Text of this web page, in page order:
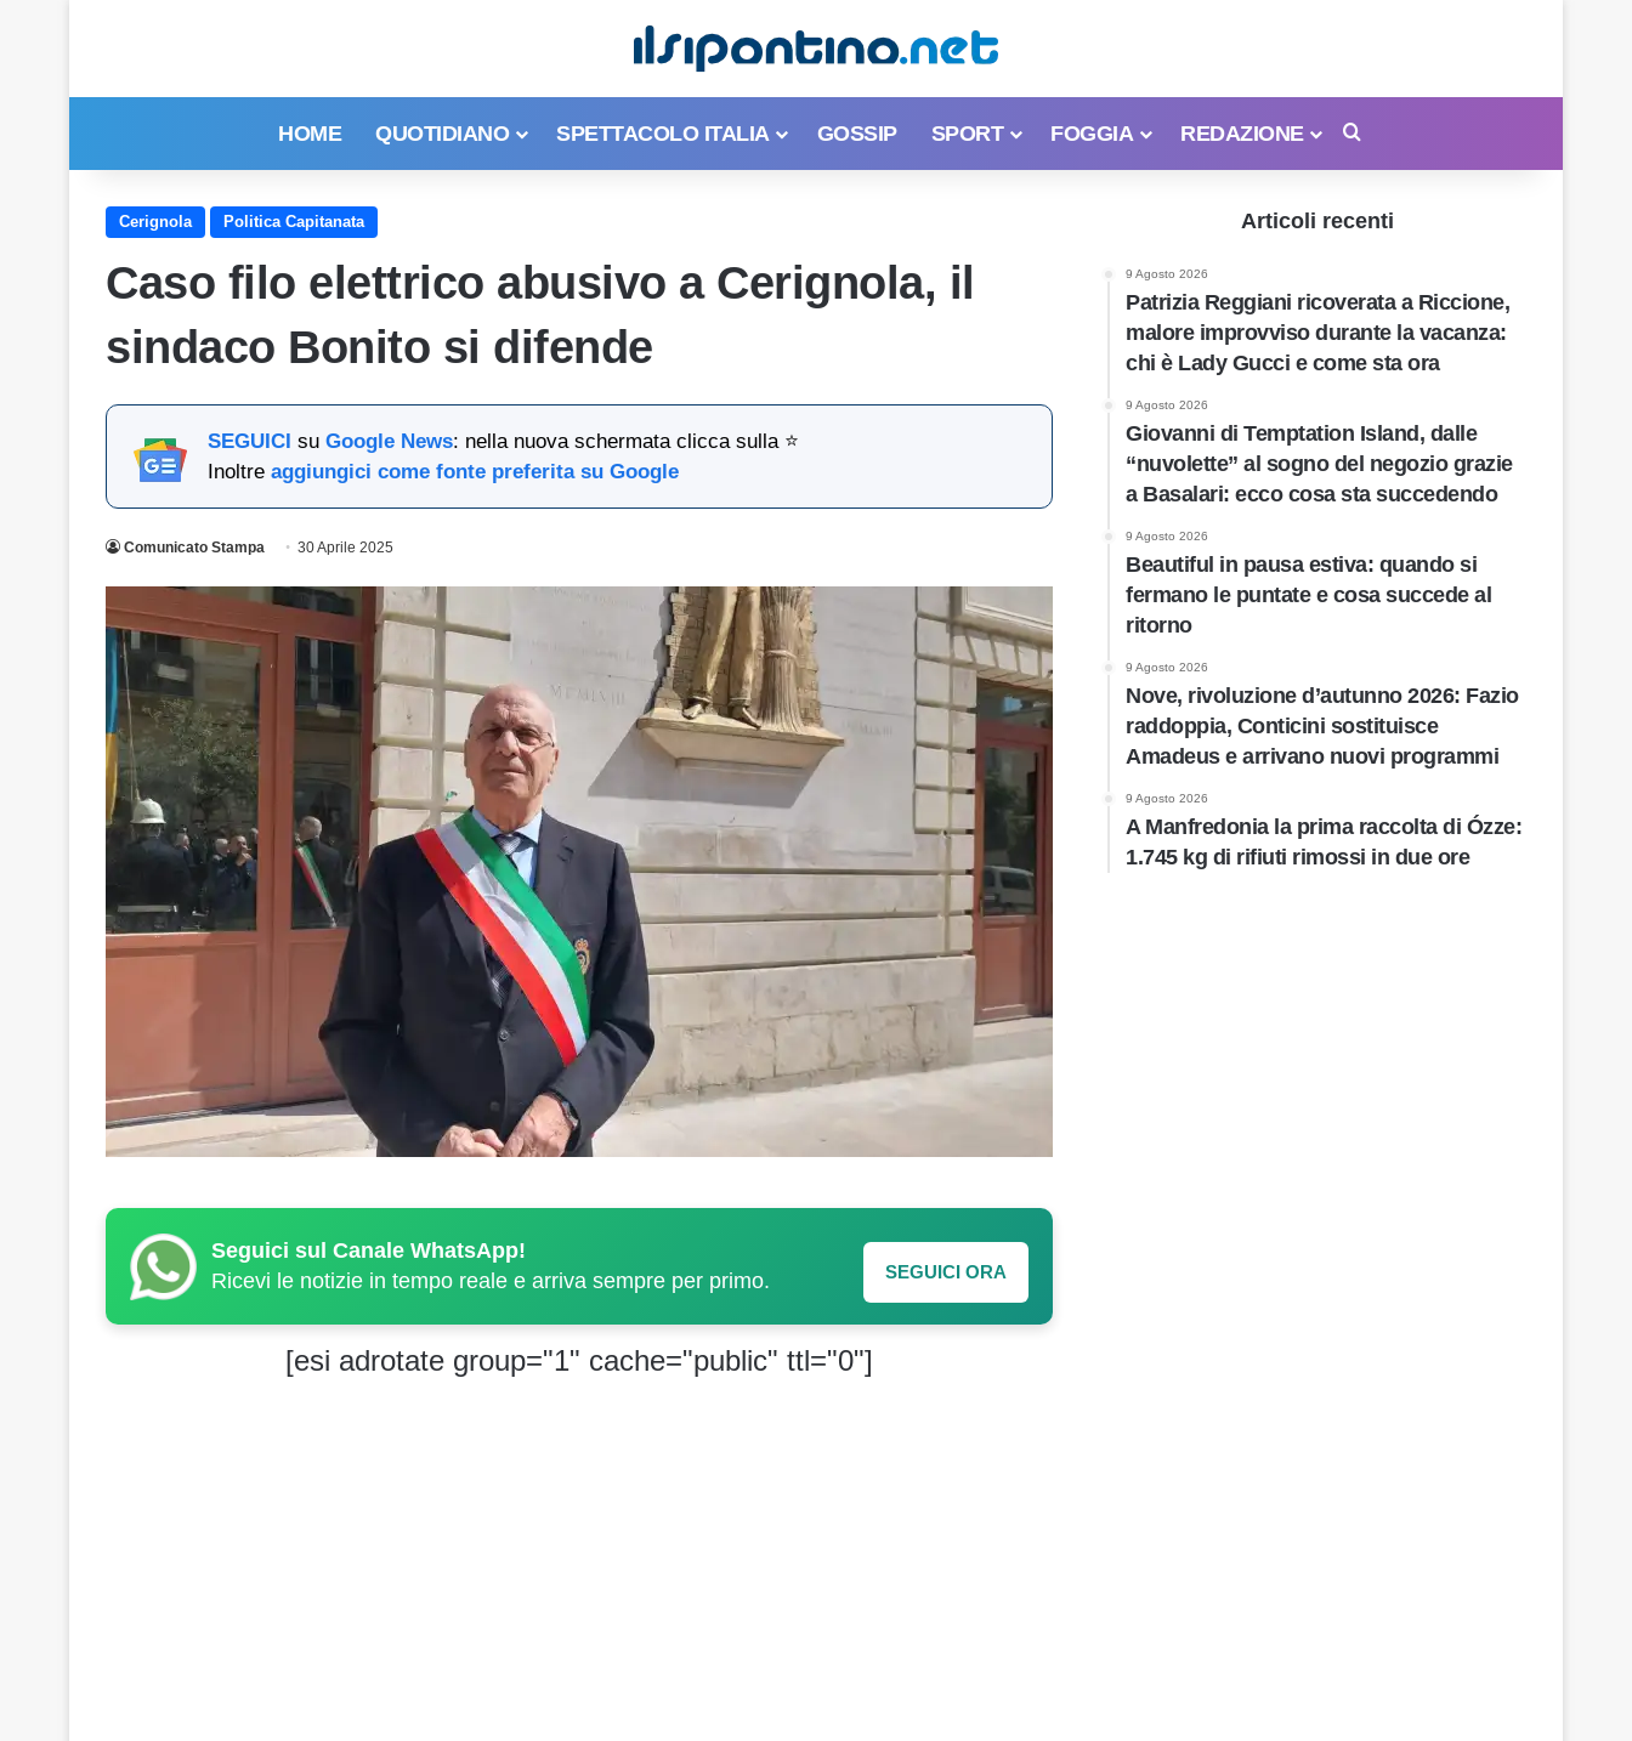
HOME QUOTIDIANO SPETTACOLO ITALIA GOSSIP SPORT FOGGIA REDAZIONE
Cerignola Politica Capitanata
Caso filo elettrico abusivo a Cerignola, il
sindaco Bonito si difende
SEGUICI su Google News: nella nuova schermata clicca sulla ⭐
Inoltre aggiungici come fonte preferita su Google
Comunicato Stampa 30 Aprile 2025
Seguici sul Canale WhatsApp!
Ricevi le notizie in tempo reale e arriva sempre per primo.
SEGUICI ORA
[esi adrotate group="1" cache="public" ttl="0"]
Articoli recenti
9 Agosto 2026
Patrizia Reggiani ricoverata a Riccione,
malore improvviso durante la vacanza:
chi è Lady Gucci e come sta ora
9 Agosto 2026
Giovanni di Temptation Island, dalle
“nuvolette” al sogno del negozio grazie
a Basalari: ecco cosa sta succedendo
9 Agosto 2026
Beautiful in pausa estiva: quando si
fermano le puntate e cosa succede al
ritorno
9 Agosto 2026
Nove, rivoluzione d’autunno 2026: Fazio
raddoppia, Conticini sostituisce
Amadeus e arrivano nuovi programmi
9 Agosto 2026
A Manfredonia la prima raccolta di Ózze:
1.745 kg di rifiuti rimossi in due ore